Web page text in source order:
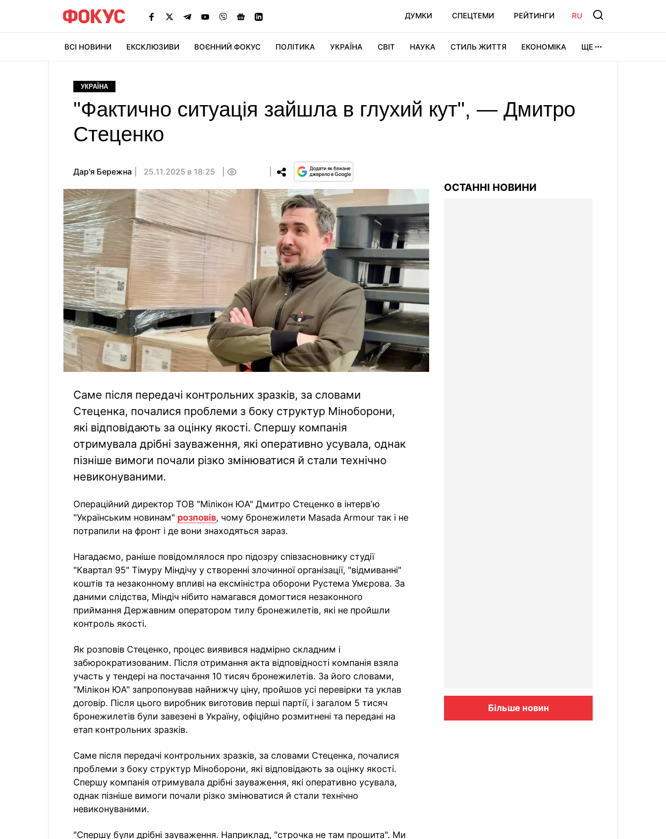
ДУМКИ СПЕЦТЕМИ РЕЙТИНГИ RU
ВСІ НОВИНИ ЕКСКЛЮЗИВИ ВОЄННИЙ ФОКУС ПОЛІТИКА УКРАЇНА СВІТ НАУКА СТИЛЬ ЖИТТЯ ЕКОНОМІКА ЩЕ
УКРАЇНА
"Фактично ситуація зайшла в глухий кут", — Дмитро
Стеценко
Дар'я Бережна 25.11.2025 в 18:25
Саме після передачі контрольних зразків, за словами
Стеценка, почалися проблеми з боку структур Міноборони,
які відповідають за оцінку якості. Спершу компанія
отримувала дрібні зауваження, які оперативно усувала, однак
пізніше вимоги почали різко змінюватися й стали технічно
невиконуваними.
Операційний директор ТОВ "Мілікон ЮА" Дмитро Стеценко в інтервʼю
"Українським новинам" розповів, чому бронежилети Masada Armour так і не
потрапили на фронт і де вони знаходяться зараз.
Нагадаємо, раніше повідомлялося про підозру співзасновнику студії
"Квартал 95" Тімуру Міндічу у створенні злочинної організації, "відмиванні"
коштів та незаконному впливі на ексміністра оборони Рустема Умєрова. За
даними слідства, Міндіч нібито намагався домогтися незаконного
приймання Державним оператором тилу бронежилетів, які не пройшли
контроль якості.
Як розповів Стеценко, процес виявився надмірно складним і
забюрократизованим. Після отримання акта відповідності компанія взяла
участь у тендері на постачання 10 тисяч бронежилетів. За його словами,
"Мілікон ЮА" запропонував найнижчу ціну, пройшов усі перевірки та уклав
договір. Після цього виробник виготовив перші партії, і загалом 5 тисяч
бронежилетів були завезені в Україну, офіційно розмитнені та передані на
етап контрольних зразків.
Саме після передачі контрольних зразків, за словами Стеценка, почалися
проблеми з боку структур Міноборони, які відповідають за оцінку якості.
Спершу компанія отримувала дрібні зауваження, які оперативно усувала,
однак пізніше вимоги почали різко змінюватися й стали технічно
невиконуваними.
"Спершу були дрібні зауваження. Наприклад, "строчка не там прошита". Ми
ОСТАННІ НОВИНИ
Більше новин